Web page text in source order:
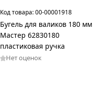
Код товара:00-00001918
Бугель для валиков 180 мм
Мастер 62830180
пластиковая ручка
Нет оценок